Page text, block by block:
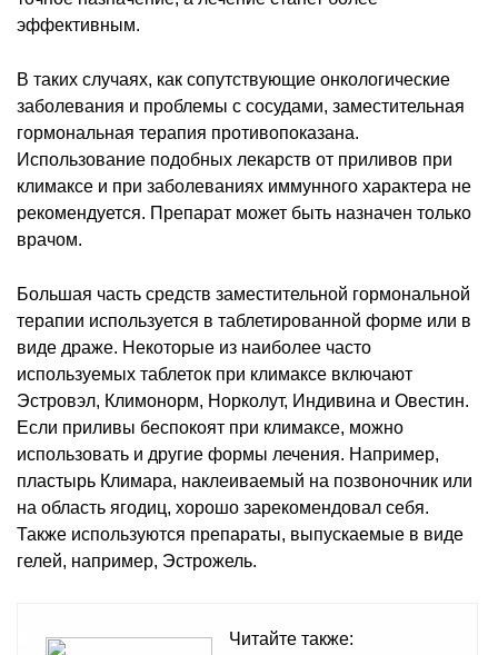
эффективным.
В таких случаях, как сопутствующие онкологические
заболевания и проблемы с сосудами, заместительная
гормональная терапия противопоказана.
Использование подобных лекарств от приливов при
климаксе и при заболеваниях иммунного характера не
рекомендуется. Препарат может быть назначен только
врачом.
Большая часть средств заместительной гормональной
терапии используется в таблетированной форме или в
виде драже. Некоторые из наиболее часто
используемых таблеток при климаксе включают
Эстровэл, Климонорм, Норколут, Индивина и Овестин.
Если приливы беспокоят при климаксе, можно
использовать и другие формы лечения. Например,
пластырь Климара, наклеиваемый на позвоночник или
на область ягодиц, хорошо зарекомендовал себя.
Также используются препараты, выпускаемые в виде
гелей, например, Эстрожель.
Читайте также: